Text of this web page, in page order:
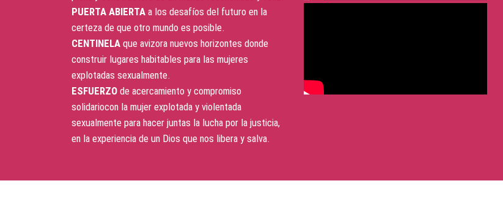
PUERTA ABIERTA a los desafíos del futuro en la
certeza de que otro mundo es posible.
CENTINELA que avizora nuevos horizontes donde
construir lugares habitables para las mujeres
explotadas sexualmente.
ESFUERZO de acercamiento y compromiso
solidariocon la mujer explotada y violentada
sexualmente para hacer juntas la lucha por la justicia,
en la experiencia de un Dios que nos libera y salva.